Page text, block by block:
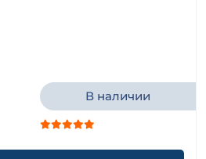
В наличии